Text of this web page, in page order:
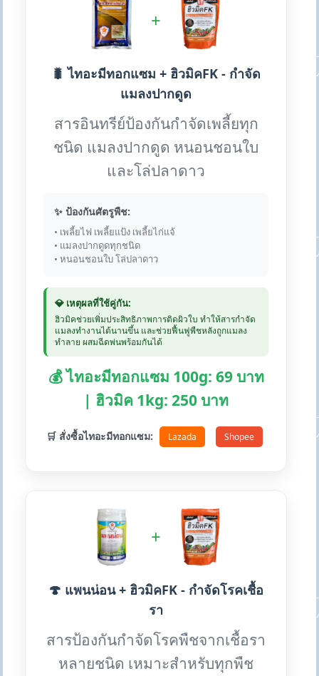
+
🐛 ไทอะมีทอกแซม + ฮิวมิคFK - กำจัด
แมลงปากดูด
สารอินทรีย์ป้องกันกำจัดเพลี้ยทุก
ชนิด แมลงปากดูด หนอนชอนใบ
และโล่ปลาดาว
✨ ป้องกันศัตรูพืช:
• เพลี้ยไฟ เพลี้ยแป้ง เพลี้ยไก่แจ้
• แมลงปากดูดทุกชนิด
• หนอนชอนใบ โล่ปลาดาว
💎 เหตุผลที่ใช้คู่กัน:
ฮิวมิคช่วยเพิ่มประสิทธิภาพการติดผิวใบ ทำให้สารกำจัด
แมลงทำงานได้นานขึ้น และช่วยฟื้นฟูพืชหลังถูกแมลง
ทำลาย ผสมฉีดพ่นพร้อมกันได้
💰 ไทอะมีทอกแซม 100g: 69 บาท
| ฮิวมิค 1kg: 250 บาท
🛒 สั่งซื้อไทอะมีทอกแซม: Lazada Shopee
+
🍄 แพนน่อน + ฮิวมิคFK - กำจัดโรคเชื้อ
รา
สารป้องกันกำจัดโรคพืชจากเชื้อรา
หลายชนิด เหมาะสำหรับทุกพืช